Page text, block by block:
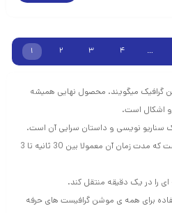
1 2 3 4 …
گرافیک میگویند. محصول نهایی همیشه
و اشکال است.
نویسی و داستان سرایی آن است.
از اثر بخش ترین هنر های قرن 21 است که مدت زمان آن معمولا بین 30 ثانیه تا 3
برای همه ی موشن گرافیست های حرفه